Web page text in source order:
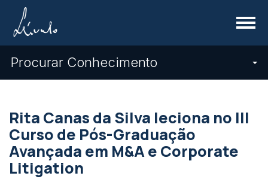
Menu
Procurar Conhecimento
Rita Canas da Silva leciona no III
Curso de Pós-Graduação
Avançada em M&A e Corporate
Litigation